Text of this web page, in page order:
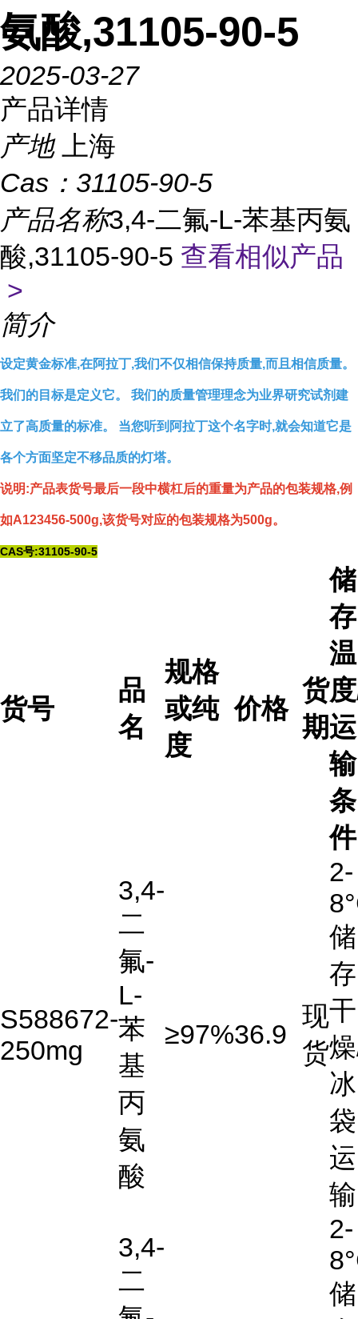
氨酸,31105-90-5
2025-03-27
产品详情
产地
上海
Cas： 31105-90-5
产品名称3,4-二氟-L-苯基丙氨
酸,31105-90-5 查看相似产品
>
简介
设定黄金标准,在阿拉丁,我们不仅相信保持质量,而且相信质量。
我们的目标是定义它。 我们的质量管理理念为业界研究试剂建
立了高质量的标准。 当您听到阿拉丁这个名字时,就会知道它是
各个方面坚定不移品质的灯塔。
说明:产品表货号最后一段中横杠后的重量为产品的包装规格,例
如A123456-500g,该货号对应的包装规格为500g。
CAS号:31105-90-5
货号
品
名
规格
或纯
度
价格
货
期
储
存
温
运
输
条
件
S588672-
250mg
3,4-
二
氟-
L-
苯
基
丙
氨
酸
≥97%36.9
现
货
2-
储
干
冰
袋
运
输
3,4-
二
2-
储